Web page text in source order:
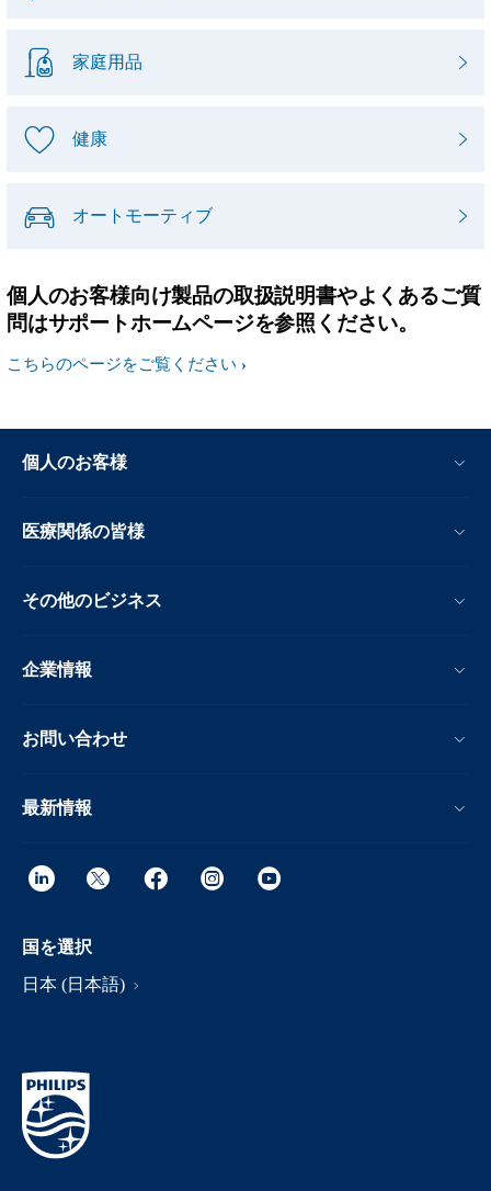
家庭用品
健康
オートモーティブ
個人のお客様向け製品の取扱説明書やよくあるご質
問はサポートホームページを参照ください。
こちらのページをご覧ください
個人のお客様
医療関係の皆様
その他のビジネス
企業情報
お問い合わせ
最新情報
国を選択
日本 (日本語)